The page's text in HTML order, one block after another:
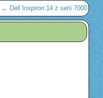
← Dell Inspiron 14 z serii 7000